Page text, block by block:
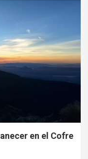
en el Cofre